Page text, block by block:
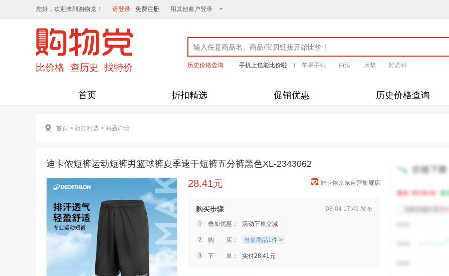
您好，欢迎来到购物党！ 请登录 免费注册 用其他账户登录
历史价格查询 手机上也能比价啦 苹果手机 白酒 床垫 酷态科
首页 折扣精选 促销优惠 历史价格查询
首页 > 折扣精选 > 商品详情
迪卡侬短裤运动短裤男篮球裤夏季速干短裤五分裤黑色XL-2343062
28.41元 迪卡侬京东自营旗舰店
购买步骤 08-04 17:49 发布
叠加优惠： 活动下单立减
购 买： 当前商品1件 >
下 单： 实付28.41元